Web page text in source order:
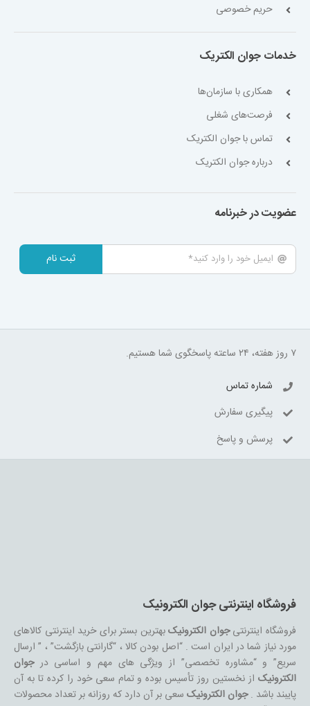
حریم خصوصی
خدمات جوان الکتریک
همکاری با سازمان‌ها
فرصت‌های شغلی
تماس با جوان الکتریک
درباره جوان الکتریک
عضویت در خبرنامه
ثبت نام
۷ روز هفته، ۲۴ ساعته پاسخگوی شما هستیم.
شماره تماس
پیگیری سفارش
پرسش و پاسخ
فروشگاه اینترنتی جوان الکترونیک
فروشگاه اینترنتیجوان الکترونیکبهترین بستر برای خرید اینترنتی کالاهای
مورد نیاز شما در ایران است . “اصل بودن کالا ، “گارانتی بازگشت” ، ” ارسال
سریع” و “مشاوره تخصصی” از ویژگی های مهم و اساسی درجوان
الکترونیکاز نخستین روز تأسیس بوده و تمام سعی خود را کرده تا به آن
پایبند باشد .جوان الکترونیکسعی بر آن دارد که روزانه بر تعداد محصولات